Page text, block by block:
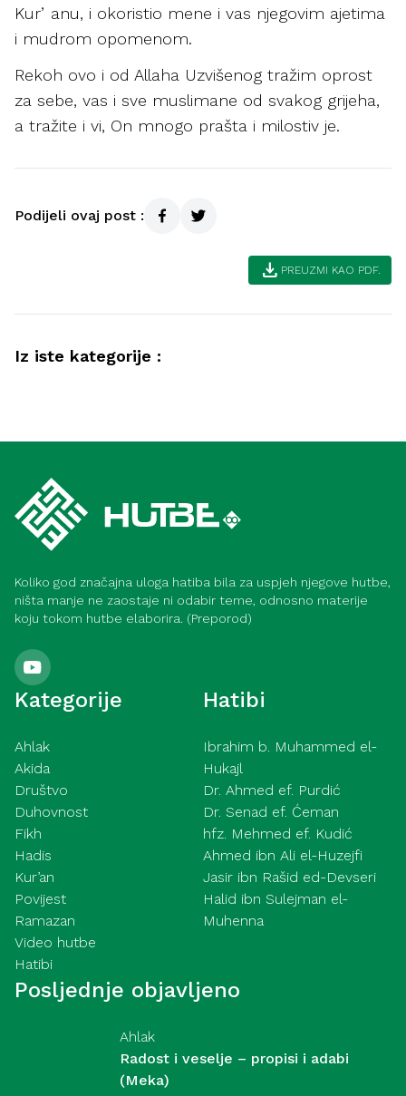
Kurʼanu, i okoristio mene i vas njegovim ajetima
i mudrom opomenom.
Rekoh ovo i od Allaha Uzvišenog tražim oprost
za sebe, vas i sve muslimane od svakog grijeha,
a tražite i vi, On mnogo prašta i milostiv je.
Podijeli ovaj post :
download PREUZMI KAO PDF.
Iz iste kategorije :
Koliko god značajna uloga hatiba bila za uspjeh njegove hutbe,
ništa manje ne zaostaje ni odabir teme, odnosno materije
koju tokom hutbe elaborira. (Preporod)
Kategorije
Ahlak
Akida
Društvo
Duhovnost
Fikh
Hadis
Kur’an
Povijest
Ramazan
Video hutbe
Hatibi
Hatibi
Ibrahim b. Muhammed el-
Hukajl
Dr. Ahmed ef. Purdić
Dr. Senad ef. Ćeman
hfz. Mehmed ef. Kudić
Ahmed ibn Ali el-Huzejfi
Jasir ibn Rašid ed-Devseri
Halid ibn Sulejman el-
Muhenna
Posljednje objavljeno
Ahlak
Radost i veselje – propisi i adabi
(Meka)